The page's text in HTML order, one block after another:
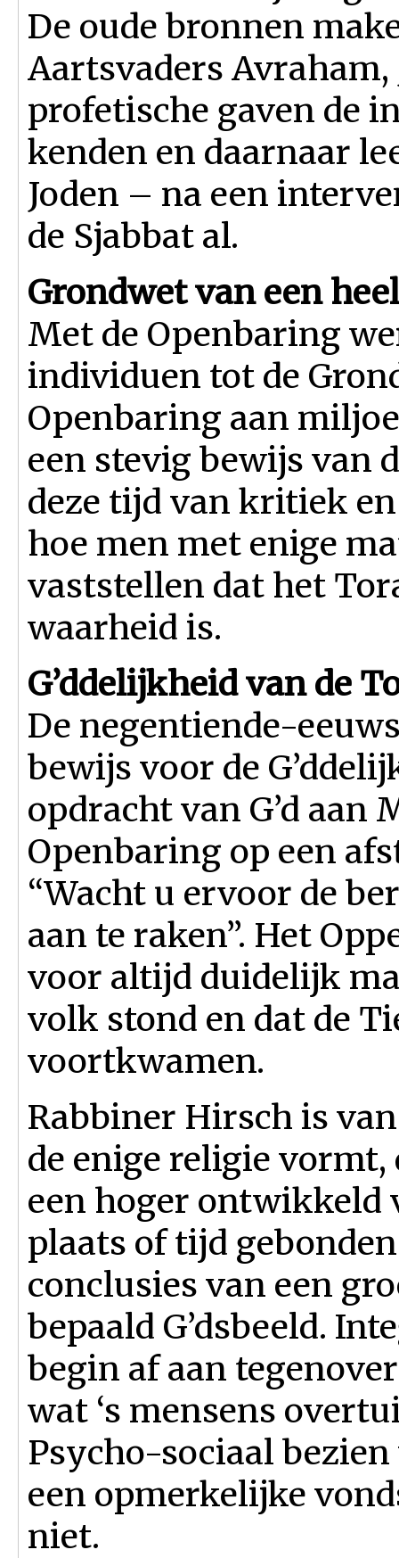
De oude bronnen
Aartsvaders Avraham,
profetische gaven de
kenden en daarnaar
Joden – na een
de Sjabbat al.
Grondwet van een
Met de Openbaring
individuen tot de
Openbaring aan
een stevig bewijs van
deze tijd van kritiek
hoe men met enige
vaststellen dat het
waarheid is.
G’ddelijkheid van de
De negentiende-
bewijs voor de
opdracht van G’d aan
Openbaring op een
“Wacht u ervoor de
aan te raken”. Het
voor altijd duidelijk
volk stond en dat de
voortkwamen.
Rabbiner Hirsch is
de enige religie
een hoger ontwikkeld
plaats of tijd
conclusies van een
bepaald G’dsbeeld.
begin af aan
wat ‘s mensens
Psycho-sociaal
een opmerkelijke
niet.